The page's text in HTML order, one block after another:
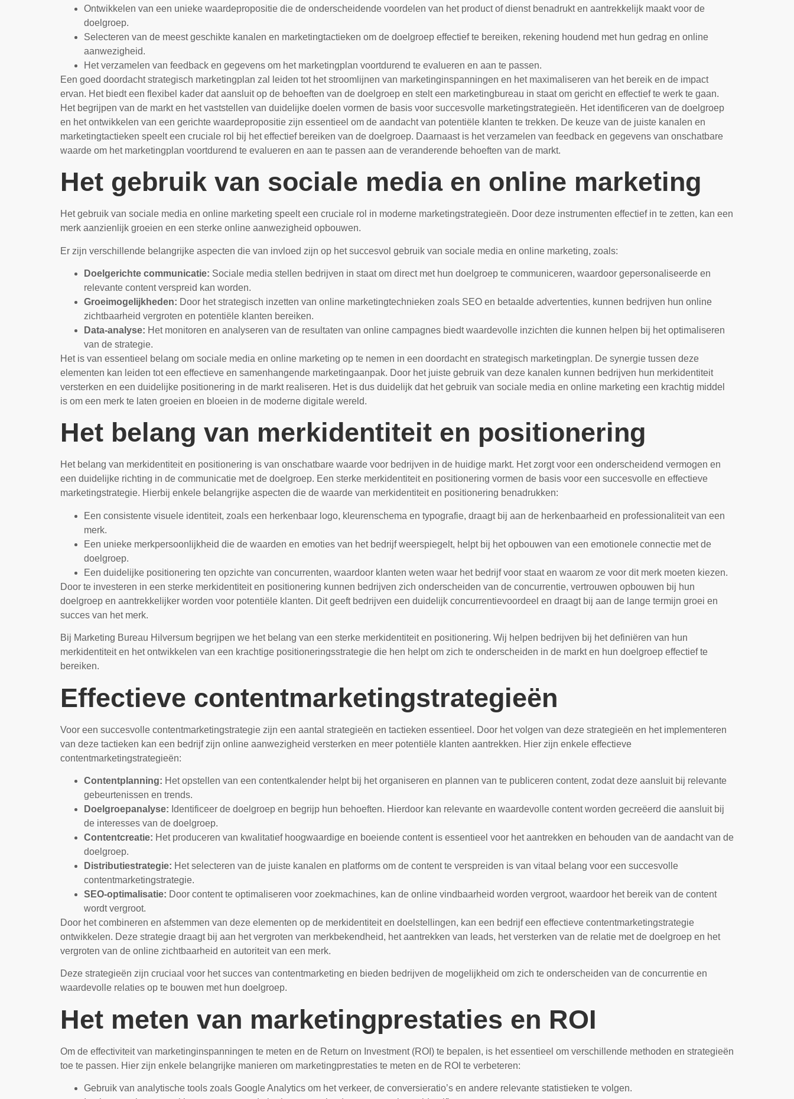
Ontwikkelen van een unieke waardepropositie die de onderscheidende voordelen van het product of dienst benadrukt en aantrekkelijk maakt voor de
doelgroep.
Selecteren van de meest geschikte kanalen en marketingtactieken om de doelgroep effectief te bereiken, rekening houdend met hun gedrag en online
aanwezigheid.
Het verzamelen van feedback en gegevens om het marketingplan voortdurend te evalueren en aan te passen.
Een goed doordacht strategisch marketingplan zal leiden tot het stroomlijnen van marketinginspanningen en het maximaliseren van het bereik en de impact
ervan. Het biedt een flexibel kader dat aansluit op de behoeften van de doelgroep en stelt een marketingbureau in staat om gericht en effectief te werk te gaan.
Het begrijpen van de markt en het vaststellen van duidelijke doelen vormen de basis voor succesvolle marketingstrategieën. Het identificeren van de doelgroep
en het ontwikkelen van een gerichte waardepropositie zijn essentieel om de aandacht van potentiële klanten te trekken. De keuze van de juiste kanalen en
marketingtactieken speelt een cruciale rol bij het effectief bereiken van de doelgroep. Daarnaast is het verzamelen van feedback en gegevens van onschatbare
waarde om het marketingplan voortdurend te evalueren en aan te passen aan de veranderende behoeften van de markt.
Het gebruik van sociale media en online marketing
Het gebruik van sociale media en online marketing speelt een cruciale rol in moderne marketingstrategieën. Door deze instrumenten effectief in te zetten, kan een
merk aanzienlijk groeien en een sterke online aanwezigheid opbouwen.
Er zijn verschillende belangrijke aspecten die van invloed zijn op het succesvol gebruik van sociale media en online marketing, zoals:
Doelgerichte communicatie: Sociale media stellen bedrijven in staat om direct met hun doelgroep te communiceren, waardoor gepersonaliseerde en
relevante content verspreid kan worden.
Groeimogelijkheden: Door het strategisch inzetten van online marketingtechnieken zoals SEO en betaalde advertenties, kunnen bedrijven hun online
zichtbaarheid vergroten en potentiële klanten bereiken.
Data-analyse: Het monitoren en analyseren van de resultaten van online campagnes biedt waardevolle inzichten die kunnen helpen bij het optimaliseren
van de strategie.
Het is van essentieel belang om sociale media en online marketing op te nemen in een doordacht en strategisch marketingplan. De synergie tussen deze
elementen kan leiden tot een effectieve en samenhangende marketingaanpak. Door het juiste gebruik van deze kanalen kunnen bedrijven hun merkidentiteit
versterken en een duidelijke positionering in de markt realiseren. Het is dus duidelijk dat het gebruik van sociale media en online marketing een krachtig middel
is om een merk te laten groeien en bloeien in de moderne digitale wereld.
Het belang van merkidentiteit en positionering
Het belang van merkidentiteit en positionering is van onschatbare waarde voor bedrijven in de huidige markt. Het zorgt voor een onderscheidend vermogen en
een duidelijke richting in de communicatie met de doelgroep. Een sterke merkidentiteit en positionering vormen de basis voor een succesvolle en effectieve
marketingstrategie. Hierbij enkele belangrijke aspecten die de waarde van merkidentiteit en positionering benadrukken:
Een consistente visuele identiteit, zoals een herkenbaar logo, kleurenschema en typografie, draagt bij aan de herkenbaarheid en professionaliteit van een
merk.
Een unieke merkpersoonlijkheid die de waarden en emoties van het bedrijf weerspiegelt, helpt bij het opbouwen van een emotionele connectie met de
doelgroep.
Een duidelijke positionering ten opzichte van concurrenten, waardoor klanten weten waar het bedrijf voor staat en waarom ze voor dit merk moeten kiezen.
Door te investeren in een sterke merkidentiteit en positionering kunnen bedrijven zich onderscheiden van de concurrentie, vertrouwen opbouwen bij hun
doelgroep en aantrekkelijker worden voor potentiële klanten. Dit geeft bedrijven een duidelijk concurrentievoordeel en draagt bij aan de lange termijn groei en
succes van het merk.
Bij Marketing Bureau Hilversum begrijpen we het belang van een sterke merkidentiteit en positionering. Wij helpen bedrijven bij het definiëren van hun
merkidentiteit en het ontwikkelen van een krachtige positioneringsstrategie die hen helpt om zich te onderscheiden in de markt en hun doelgroep effectief te
bereiken.
Effectieve contentmarketingstrategieën
Voor een succesvolle contentmarketingstrategie zijn een aantal strategieën en tactieken essentieel. Door het volgen van deze strategieën en het implementeren
van deze tactieken kan een bedrijf zijn online aanwezigheid versterken en meer potentiële klanten aantrekken. Hier zijn enkele effectieve
contentmarketingstrategieën:
Contentplanning: Het opstellen van een contentkalender helpt bij het organiseren en plannen van te publiceren content, zodat deze aansluit bij relevante
gebeurtenissen en trends.
Doelgroepanalyse: Identificeer de doelgroep en begrijp hun behoeften. Hierdoor kan relevante en waardevolle content worden gecreëerd die aansluit bij
de interesses van de doelgroep.
Contentcreatie: Het produceren van kwalitatief hoogwaardige en boeiende content is essentieel voor het aantrekken en behouden van de aandacht van de
doelgroep.
Distributiestrategie: Het selecteren van de juiste kanalen en platforms om de content te verspreiden is van vitaal belang voor een succesvolle
contentmarketingstrategie.
SEO-optimalisatie: Door content te optimaliseren voor zoekmachines, kan de online vindbaarheid worden vergroot, waardoor het bereik van de content
wordt vergroot.
Door het combineren en afstemmen van deze elementen op de merkidentiteit en doelstellingen, kan een bedrijf een effectieve contentmarketingstrategie
ontwikkelen. Deze strategie draagt bij aan het vergroten van merkbekendheid, het aantrekken van leads, het versterken van de relatie met de doelgroep en het
vergroten van de online zichtbaarheid en autoriteit van een merk.
Deze strategieën zijn cruciaal voor het succes van contentmarketing en bieden bedrijven de mogelijkheid om zich te onderscheiden van de concurrentie en
waardevolle relaties op te bouwen met hun doelgroep.
Het meten van marketingprestaties en ROI
Om de effectiviteit van marketinginspanningen te meten en de Return on Investment (ROI) te bepalen, is het essentieel om verschillende methoden en strategieën
toe te passen. Hier zijn enkele belangrijke manieren om marketingprestaties te meten en de ROI te verbeteren:
Gebruik van analytische tools zoals Google Analytics om het verkeer, de conversieratio’s en andere relevante statistieken te volgen.